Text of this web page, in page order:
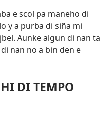
e scol pa maneho di
y a purba di siña mi
Aunke algun di nan ta
nan no a bin den e
DI TEMPO